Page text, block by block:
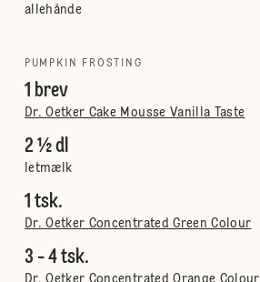
allehånde
PUMPKIN FROSTING
1 brev
Dr. Oetker Cake Mousse Vanilla Taste
2 ½ dl
letmælk
1 tsk.
Dr. Oetker Concentrated Green Colour
3 - 4 tsk.
Dr. Oetker Concentrated Orange Colour